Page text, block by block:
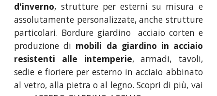
d'inverno, strutture per esterni su misura e
assolutamente personalizzate, anche strutture
particolari. Bordure giardino acciaio corten e
produzione di mobili da giardino in acciaio
resistenti alle intemperie, armadi, tavoli,
sedie e fioriere per esterno in acciaio abbinato
al vetro, alla pietra o al legno. Scopri di più, vai